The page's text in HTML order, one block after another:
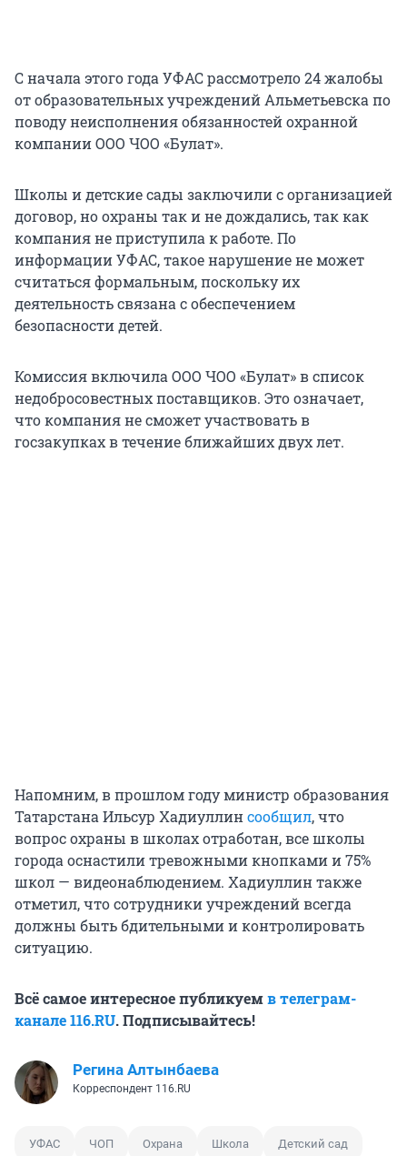
С начала этого года УФАС рассмотрело 24 жалобы
от образовательных учреждений Альметьевска по
поводу неисполнения обязанностей охранной
компании ООО ЧОО «Булат».
Школы и детские сады заключили с организацией
договор, но охраны так и не дождались, так как
компания не приступила к работе. По
информации УФАС, такое нарушение не может
считаться формальным, поскольку их
деятельность связана с обеспечением
безопасности детей.
Комиссия включила ООО ЧОО «Булат» в список
недобросовестных поставщиков. Это означает,
что компания не сможет участвовать в
госзакупках в течение ближайших двух лет.
Напомним, в прошлом году министр образования
Татарстана Ильсур Хадиуллинсообщил, что
вопрос охраны в школах отработан, все школы
города оснастили тревожными кнопками и 75%
школ — видеонаблюдением. Хадиуллин также
отметил, что сотрудники учреждений всегда
должны быть бдительными и контролировать
ситуацию.
Всё самое интересное публикуемв телеграм-
канале 116.RU. Подписывайтесь!
Регина Алтынбаева
Корреспондент 116.RU
УФАС ЧОП Охрана Школа Детский сад